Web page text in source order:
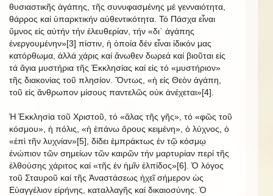
θυσιαστικῆς ἀγάπης, τῆς συνυφασμένης μέ γενναιότητα,
θάρρος καί ὑπαρκτικήν αὐθεντικότητα. Τό Πάσχα εἶναι
ὕμνος εἰς αὐτήν τήν ἐλευθερίαν, τήν «δι᾿ ἀγάπης
ἐνεργουμένην»[3] πίστιν, ἡ ὁποία δέν εἶναι ἰδικόν μας
κατόρθωμα, ἀλλά χάρις καί ἄνωθεν δωρεά καί βιοῦται εἰς
τά ἅγια μυστήρια τῆς Ἐκκλησίας καί εἰς τό «μυστήριον»
τῆς διακονίας τοῦ πλησίον. Ὄντως, «ἡ εἰς Θεὸν ἀγάπη,
τοῦ εἰς ἄνθρωπον μίσους παντελῶς οὐκ ἀνέχεται»[4].
Ἡ Ἐκκλησία τοῦ Χριστοῦ, τό «ἅλας τῆς γῆς», τό «φῶς τοῦ
κόσμου», ἡ πόλις, «ἡ ἐπάνω ὄρους κειμένη», ὁ λύχνος, ὁ
«ἐπὶ τῆν λυχνίαν»[5], δίδει ἐμπράκτως ἐν τῷ κόσμῳ
ἐνώπιον τῶν σημείων τῶν καιρῶν τήν μαρτυρίαν περί τῆς
ἐλθούσης χάριτος καί «τῆς ἐν ἡμῖν ἐλπίδος»[6]. Ὁ λόγος
τοῦ Σταυροῦ καί τῆς Ἀναστάσεως ἠχεῖ σήμερον ὡς
Εὐαγγέλιον εἰρήνης, καταλλαγῆς καί δικαιοσύνης. Ὁ